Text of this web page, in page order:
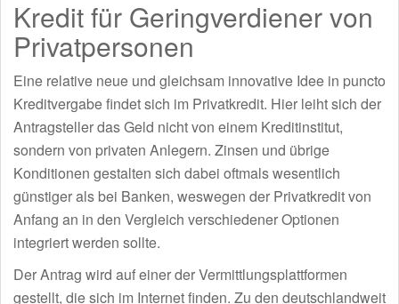
Kredit für Geringverdiener von
Privatpersonen
Eine relative neue und gleichsam innovative Idee in puncto
Kreditvergabe findet sich im Privatkredit. Hier leiht sich der
Antragsteller das Geld nicht von einem Kreditinstitut,
sondern von privaten Anlegern. Zinsen und übrige
Konditionen gestalten sich dabei oftmals wesentlich
günstiger als bei Banken, weswegen der Privatkredit von
Anfang an in den Vergleich verschiedener Optionen
integriert werden sollte.
Der Antrag wird auf einer der Vermittlungsplattformen
gestellt, die sich im Internet finden. Zu den deutschlandweit